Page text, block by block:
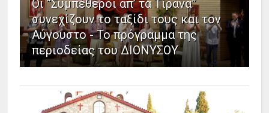
Οι “Συμπέθεροι απ’ τα Τίρανα”
συνεχίζουν το ταξίδι τους και τον
Αύγουστο - Το πρόγραμμα της
περιοδείας του ΔΙΟΝΥΣΟΥ